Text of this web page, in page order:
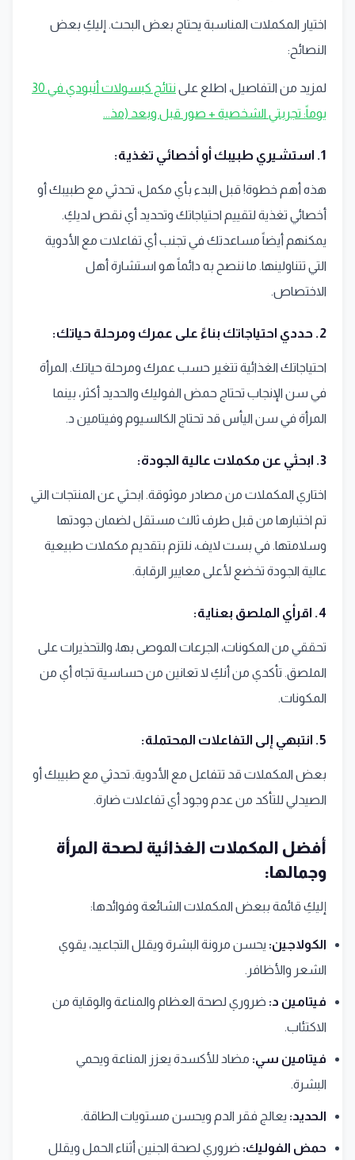
اختيار المكملات المناسبة يحتاج بعض البحث. إليكِ بعض
النصائح:
لمزيد من التفاصيل، اطلع على
نتائج كبسولات أنبودي في 30
يوماً: تجربتي الشخصية + صور قبل وبعد (مذ...
1. استشيري طبيبك أو أخصائي تغذية:
هذه أهم خطوة! قبل البدء بأي مكمل، تحدثي مع طبيبك أو
أخصائي تغذية لتقييم احتياجاتك وتحديد أي نقص لديكِ.
يمكنهم أيضاً مساعدتك في تجنب أي تفاعلات مع الأدوية
التي تتناولينها. ما ننصح به دائماً هو استشارة أهل
الاختصاص.
2. حددي احتياجاتك بناءً على عمرك ومرحلة حياتك:
احتياجاتك الغذائية تتغير حسب عمرك ومرحلة حياتك. المرأة
في سن الإنجاب تحتاج حمض الفوليك والحديد أكثر، بينما
المرأة في سن اليأس قد تحتاج الكالسيوم وفيتامين د.
3. ابحثي عن مكملات عالية الجودة:
اختاري المكملات من مصادر موثوقة. ابحثي عن المنتجات التي
تم اختبارها من قبل طرف ثالث مستقل لضمان جودتها
وسلامتها. في بست لايف، نلتزم بتقديم مكملات طبيعية
عالية الجودة تخضع لأعلى معايير الرقابة.
4. اقرأي الملصق بعناية:
تحققي من المكونات، الجرعات الموصى بها، والتحذيرات على
الملصق. تأكدي من أنكِ لا تعانين من حساسية تجاه أي من
المكونات.
5. انتبهي إلى التفاعلات المحتملة:
بعض المكملات قد تتفاعل مع الأدوية. تحدثي مع طبيبك أو
الصيدلي للتأكد من عدم وجود أي تفاعلات ضارة.
أفضل المكملات الغذائية لصحة المرأة
وجمالها:
إليكِ قائمة ببعض المكملات الشائعة وفوائدها:
الكولاجين: يحسن مرونة البشرة ويقلل التجاعيد، يقوي
الشعر والأظافر.
فيتامين د: ضروري لصحة العظام والمناعة والوقاية من
الاكتئاب.
فيتامين سي: مضاد للأكسدة يعزز المناعة ويحمي
البشرة.
الحديد: يعالج فقر الدم ويحسن مستويات الطاقة.
حمض الفوليك: ضروري لصحة الجنين أثناء الحمل ويقلل